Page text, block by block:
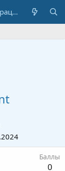
Регистрация
Баллы
0